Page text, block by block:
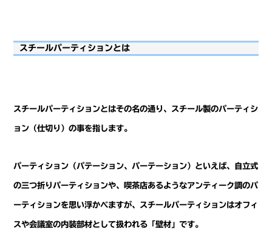
スチールパーティションとは
スチールパーティションとはその名の通り、スチール製のパーティシ
ョン（仕切り）の事を指します。
パーティション（パテーション、パーテーション）といえば、自立式
の三つ折りパーティションや、喫茶店あるようなアンティーク調のパ
ーティションを思い浮かべますが、スチールパーティションはオフィ
スや会議室の内装部材として扱われる「壁材」です。